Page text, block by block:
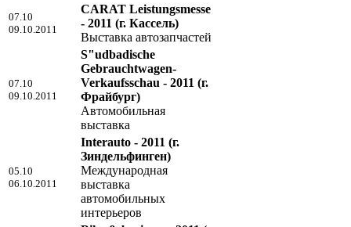
07.10
09.10.2011
CARAT Leistungsmesse
- 2011 (г. Кассель)
Выставка автозапчастей
07.10
09.10.2011
S"udbadische
Gebrauchtwagen-
Verkaufsschau - 2011 (г.
Фрайбург)
Автомобильная
выставка
05.10
06.10.2011
Interauto - 2011 (г.
Зиндельфинген)
Международная
выставка
автомобильных
интерьеров